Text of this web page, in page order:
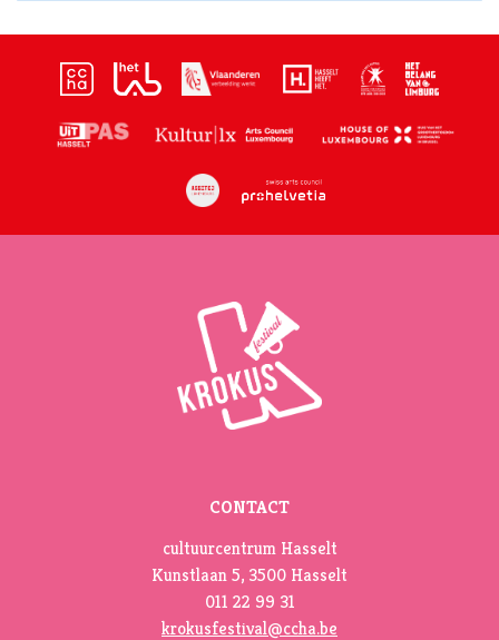
CONTACT
cultuurcentrum Hasselt
Kunstlaan 5, 3500 Hasselt
011 22 99 31
krokusfestival@ccha.be